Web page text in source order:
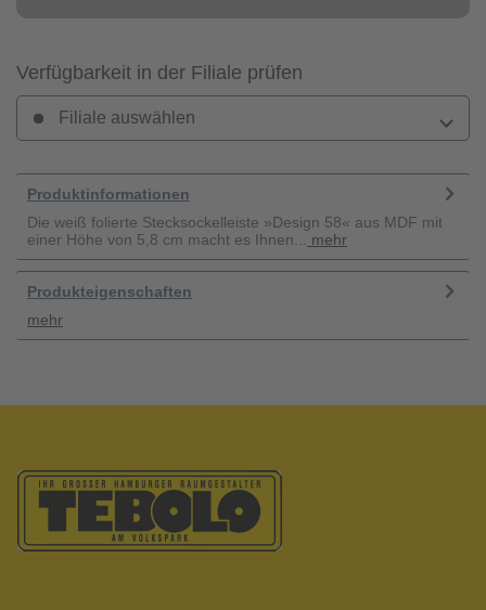
Verfügbarkeit in der Filiale prüfen
Filiale auswählen
Produktinformationen
Die weiß folierte Stecksockelleiste »Design 58« aus MDF mit
einer Höhe von 5,8 cm macht es Ihnen...
mehr
Produkteigenschaften
mehr